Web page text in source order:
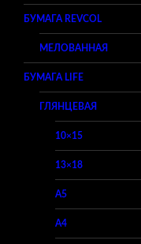
БУМАГА REVCOL
МЕЛОВАННАЯ
БУМАГА LIFE
ГЛЯНЦЕВАЯ
10×15
13×18
A5
A4